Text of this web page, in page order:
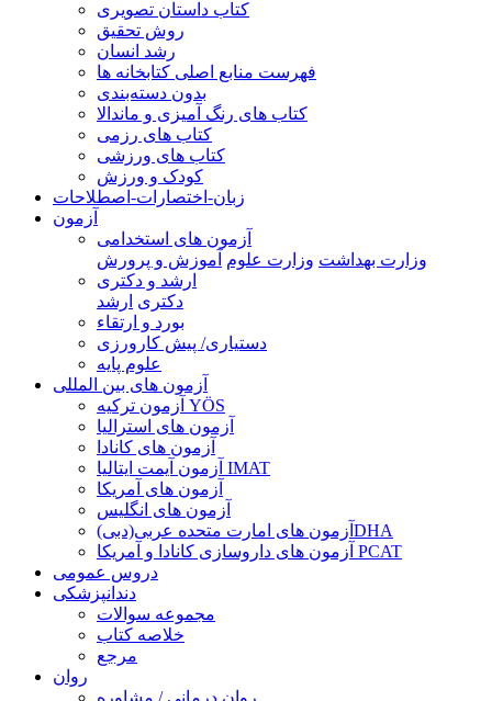
کتاب داستان تصویری
روش تحقیق
رشد انسان
فهرست منابع اصلی کتابخانه ها
بدون دسته‌بندی
کتاب های رنگ آمیزی و ماندالا
کتاب های رزمی
کتاب های ورزشی
کودک و ورزش
زبان-اختصارات-اصطلاحات
آزمون
آزمون های استخدامی
وزارت بهداشت وزارت علوم آموزش و پرورش
ارشد و دکتری
دکتری ارشد
بورد و ارتقاء
دستیاری/ پیش کارورزی
علوم پایه
آزمون های بین المللی
آزمون تركيه YÖS
آزمون های استرالیا
آزمون های کانادا
آزمون آیمت ایتالیا IMAT
آزمون های آمریکا
آزمون های انگلیس
آزمون های امارت متحده عربی(دبی)DHA
آزمون های داروسازی کانادا و آمریکا PCAT
دروس عمومی
دندانپزشکی
مجموعه سوالات
خلاصه کتاب
مرجع
روان
روان درمانی / مشاوره